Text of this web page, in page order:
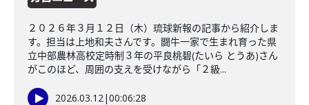
２０２６年３月１２日（木）琉球新報の記事から紹介しま
す。担当は上地和夫さんです。闘牛一家で生まれ育った県
立中部農林高校定時制３年の平良桃碧(たいら とうあ)さん
がこのほど、周囲の支えを受けながら「２級...
2026.03.12|00:06:28